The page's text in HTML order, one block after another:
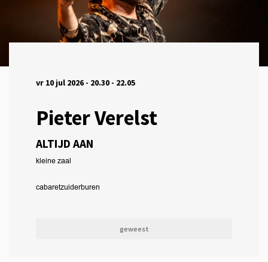
Pieter Verelst
ALTIJD AAN
vr 10 jul 2026 - 20.30 - 22.05
kleine zaal
cabaretzuiderburen
geweest